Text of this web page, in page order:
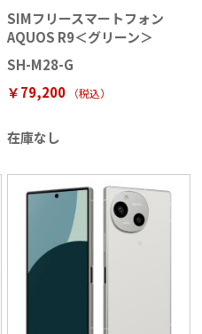
SIMフリースマートフォン
AQUOS R9＜グリーン＞
SH-M28-G
￥79,200
（税込）
在庫なし